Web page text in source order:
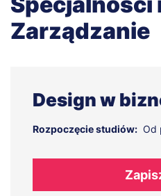
Zarządzanie
Design w
Rozpoczęcie studiów: Od